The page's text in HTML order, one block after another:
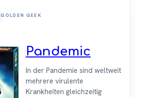
GOLDEN GEEK
Pandemic
In der Pandemie sind weltweit
mehrere virulente
Krankheiten gleichzeitig